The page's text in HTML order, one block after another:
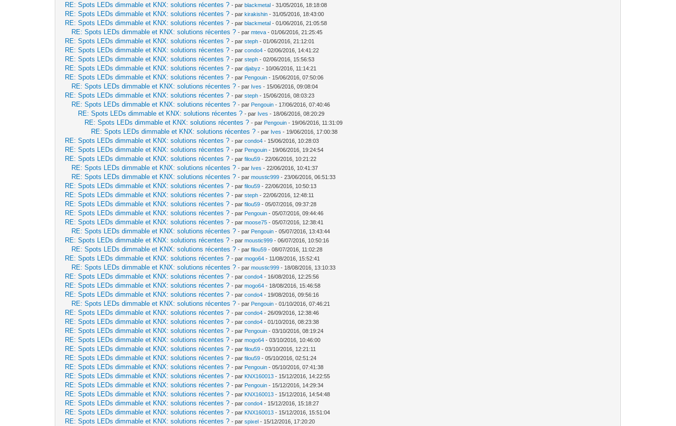
RE: Spots LEDs dimmable et KNX: solutions récentes ? - parblackmetal - 31/05/2016, 18:18:08
RE: Spots LEDs dimmable et KNX: solutions récentes ? - parkirakishin - 31/05/2016, 18:43:00
RE: Spots LEDs dimmable et KNX: solutions récentes ? - parblackmetal - 01/06/2016, 21:05:58
RE: Spots LEDs dimmable et KNX: solutions récentes ? - parmteva - 01/06/2016, 21:25:45
RE: Spots LEDs dimmable et KNX: solutions récentes ? - parsteph - 01/06/2016, 21:12:01
RE: Spots LEDs dimmable et KNX: solutions récentes ? - parcondo4 - 02/06/2016, 14:41:22
RE: Spots LEDs dimmable et KNX: solutions récentes ? - parsteph - 02/06/2016, 15:56:53
RE: Spots LEDs dimmable et KNX: solutions récentes ? - pardjabyz - 10/06/2016, 11:14:21
RE: Spots LEDs dimmable et KNX: solutions récentes ? - par Pengouin - 15/06/2016, 07:50:06
RE: Spots LEDs dimmable et KNX: solutions récentes ? - par Ives - 15/06/2016, 09:08:04
RE: Spots LEDs dimmable et KNX: solutions récentes ? - parsteph - 15/06/2016, 08:03:23
RE: Spots LEDs dimmable et KNX: solutions récentes ? - par Pengouin - 17/06/2016, 07:40:46
RE: Spots LEDs dimmable et KNX: solutions récentes ? - par Ives - 18/06/2016, 08:20:29
RE: Spots LEDs dimmable et KNX: solutions récentes ? - par Pengouin - 19/06/2016, 11:31:09
RE: Spots LEDs dimmable et KNX: solutions récentes ? - par Ives - 19/06/2016, 17:00:38
RE: Spots LEDs dimmable et KNX: solutions récentes ? - parcondo4 - 15/06/2016, 10:28:03
RE: Spots LEDs dimmable et KNX: solutions récentes ? - par Pengouin - 19/06/2016, 19:24:54
RE: Spots LEDs dimmable et KNX: solutions récentes ? - parfilou59 - 22/06/2016, 10:21:22
RE: Spots LEDs dimmable et KNX: solutions récentes ? - par Ives - 22/06/2016, 10:41:37
RE: Spots LEDs dimmable et KNX: solutions récentes ? - parmoustic999 - 23/06/2016, 06:51:33
RE: Spots LEDs dimmable et KNX: solutions récentes ? - parfilou59 - 22/06/2016, 10:50:13
RE: Spots LEDs dimmable et KNX: solutions récentes ? - parsteph - 22/06/2016, 12:48:11
RE: Spots LEDs dimmable et KNX: solutions récentes ? - parfilou59 - 05/07/2016, 09:37:28
RE: Spots LEDs dimmable et KNX: solutions récentes ? - par Pengouin - 05/07/2016, 09:44:46
RE: Spots LEDs dimmable et KNX: solutions récentes ? - parmoose75 - 05/07/2016, 12:38:41
RE: Spots LEDs dimmable et KNX: solutions récentes ? - par Pengouin - 05/07/2016, 13:43:44
RE: Spots LEDs dimmable et KNX: solutions récentes ? - parmoustic999 - 06/07/2016, 10:50:16
RE: Spots LEDs dimmable et KNX: solutions récentes ? - parfilou59 - 08/07/2016, 11:02:28
RE: Spots LEDs dimmable et KNX: solutions récentes ? - parmogo64 - 11/08/2016, 15:52:41
RE: Spots LEDs dimmable et KNX: solutions récentes ? - parmoustic999 - 18/08/2016, 13:10:33
RE: Spots LEDs dimmable et KNX: solutions récentes ? - parcondo4 - 16/08/2016, 12:25:56
RE: Spots LEDs dimmable et KNX: solutions récentes ? - parmogo64 - 18/08/2016, 15:46:58
RE: Spots LEDs dimmable et KNX: solutions récentes ? - parcondo4 - 19/08/2016, 09:56:16
RE: Spots LEDs dimmable et KNX: solutions récentes ? - par Pengouin - 01/10/2016, 07:46:21
RE: Spots LEDs dimmable et KNX: solutions récentes ? - parcondo4 - 26/09/2016, 12:38:46
RE: Spots LEDs dimmable et KNX: solutions récentes ? - parcondo4 - 01/10/2016, 08:23:38
RE: Spots LEDs dimmable et KNX: solutions récentes ? - par Pengouin - 03/10/2016, 08:19:24
RE: Spots LEDs dimmable et KNX: solutions récentes ? - parmogo64 - 03/10/2016, 10:46:00
RE: Spots LEDs dimmable et KNX: solutions récentes ? - parfilou59 - 03/10/2016, 12:21:11
RE: Spots LEDs dimmable et KNX: solutions récentes ? - parfilou59 - 05/10/2016, 02:51:24
RE: Spots LEDs dimmable et KNX: solutions récentes ? - par Pengouin - 05/10/2016, 07:41:38
RE: Spots LEDs dimmable et KNX: solutions récentes ? - par KNX160013 - 15/12/2016, 14:22:55
RE: Spots LEDs dimmable et KNX: solutions récentes ? - par Pengouin - 15/12/2016, 14:29:34
RE: Spots LEDs dimmable et KNX: solutions récentes ? - par KNX160013 - 15/12/2016, 14:54:48
RE: Spots LEDs dimmable et KNX: solutions récentes ? - parcondo4 - 15/12/2016, 15:18:27
RE: Spots LEDs dimmable et KNX: solutions récentes ? - par KNX160013 - 15/12/2016, 15:51:04
RE: Spots LEDs dimmable et KNX: solutions récentes ? - parspixel - 15/12/2016, 17:20:20